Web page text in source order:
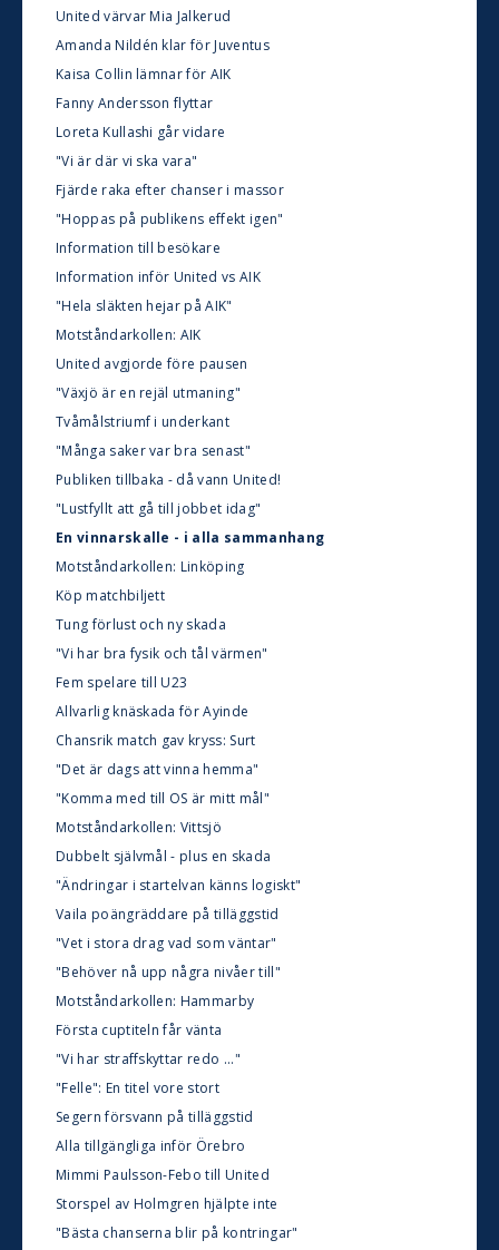
United värvar Mia Jalkerud
Amanda Nildén klar för Juventus
Kaisa Collin lämnar för AIK
Fanny Andersson flyttar
Loreta Kullashi går vidare
"Vi är där vi ska vara"
Fjärde raka efter chanser i massor
"Hoppas på publikens effekt igen"
Information till besökare
Information inför United vs AIK
"Hela släkten hejar på AIK"
Motståndarkollen: AIK
United avgjorde före pausen
"Växjö är en rejäl utmaning"
Tvåmålstriumf i underkant
"Många saker var bra senast"
Publiken tillbaka - då vann United!
"Lustfyllt att gå till jobbet idag"
En vinnarskalle - i alla sammanhang
Motståndarkollen: Linköping
Köp matchbiljett
Tung förlust och ny skada
"Vi har bra fysik och tål värmen"
Fem spelare till U23
Allvarlig knäskada för Ayinde
Chansrik match gav kryss: Surt
"Det är dags att vinna hemma"
"Komma med till OS är mitt mål"
Motståndarkollen: Vittsjö
Dubbelt självmål - plus en skada
"Ändringar i startelvan känns logiskt"
Vaila poängräddare på tilläggstid
"Vet i stora drag vad som väntar"
"Behöver nå upp några nivåer till"
Motståndarkollen: Hammarby
Första cuptiteln får vänta
"Vi har straffskyttar redo ..."
"Felle": En titel vore stort
Segern försvann på tilläggstid
Alla tillgängliga inför Örebro
Mimmi Paulsson-Febo till United
Storspel av Holmgren hjälpte inte
"Bästa chanserna blir på kontringar"